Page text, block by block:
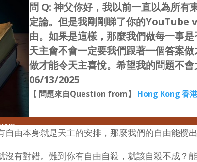
問 Q: 神父你好，我以前一直以為所有
定論。但是我剛剛睇了你的YouTube
由。如果是這樣，那麼我們做每一事
天主會不會一定要我們跟著一個答案
做才能令天主喜悅。希望我的問題不會
06/13/2025
【 問題來自Question from】 Hong Kong 香
由本身就是天主的安排，那麼我們的自由能攪
沒有對錯。難到你有自由自殺，就該自殺不成？